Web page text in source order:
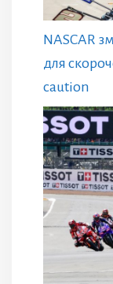
NASCAR
для
caution